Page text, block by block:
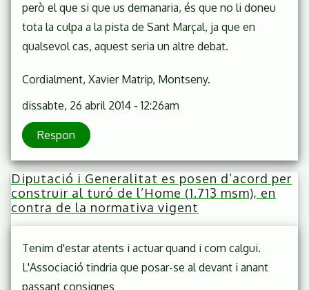
però el que si que us demanaria, és que no li doneu
tota la culpa a la pista de Sant Marçal, ja que en
qualsevol cas, aquest seria un altre debat.
Cordialment, Xavier Matrip, Montseny.
dissabte, 26 abril 2014 - 12:26am
Respon
Diputació i Generalitat es posen d’acord per
construir al turó de l’Home (1.713 msm), en
contra de la normativa vigent
Tenim d'estar atents i actuar quand i com calgui.
L'Associació tindria que posar-se al devant i anant
passant consignes